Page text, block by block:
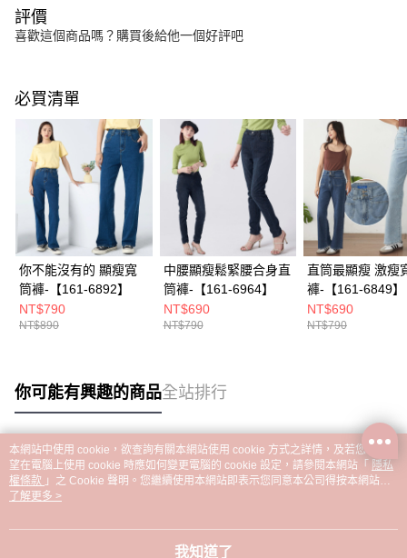
評價
喜歡這個商品嗎？購買後給他一個好評吧
必買清單
你不能沒有的 顯瘦寬
筒褲-【161-6892】
NT$790
NT$890
中腰顯瘦鬆緊腰合身直
筒褲-【161-6964】
NT$690
NT$790
直筒最顯瘦 激瘦
褲-【161-6849】
NT$690
NT$790
你可能有興趣的商品全站排行
熱門標籤
本網站中使用 cookie，欲查詢有關本網站使用 cookie 方式之詳情，及若您不希
望在電腦上使用 cookie 時應如何變更電腦的 cookie 設定，請參閱本網站「 隱私
權條款 」之 Cookie 聲明。您繼續使用本網站即表示您同意本公司得按本網站使
用條款之 Cookie 聲明使用 cookie。
了解更多 >
我知道了